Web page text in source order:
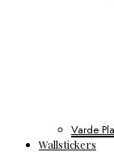
Varde
Wallstickers